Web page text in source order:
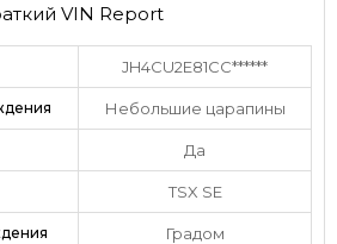
VIN Report
JH4CU2E81CC******
Небольшие царапины
Да
TSX SE
Градом